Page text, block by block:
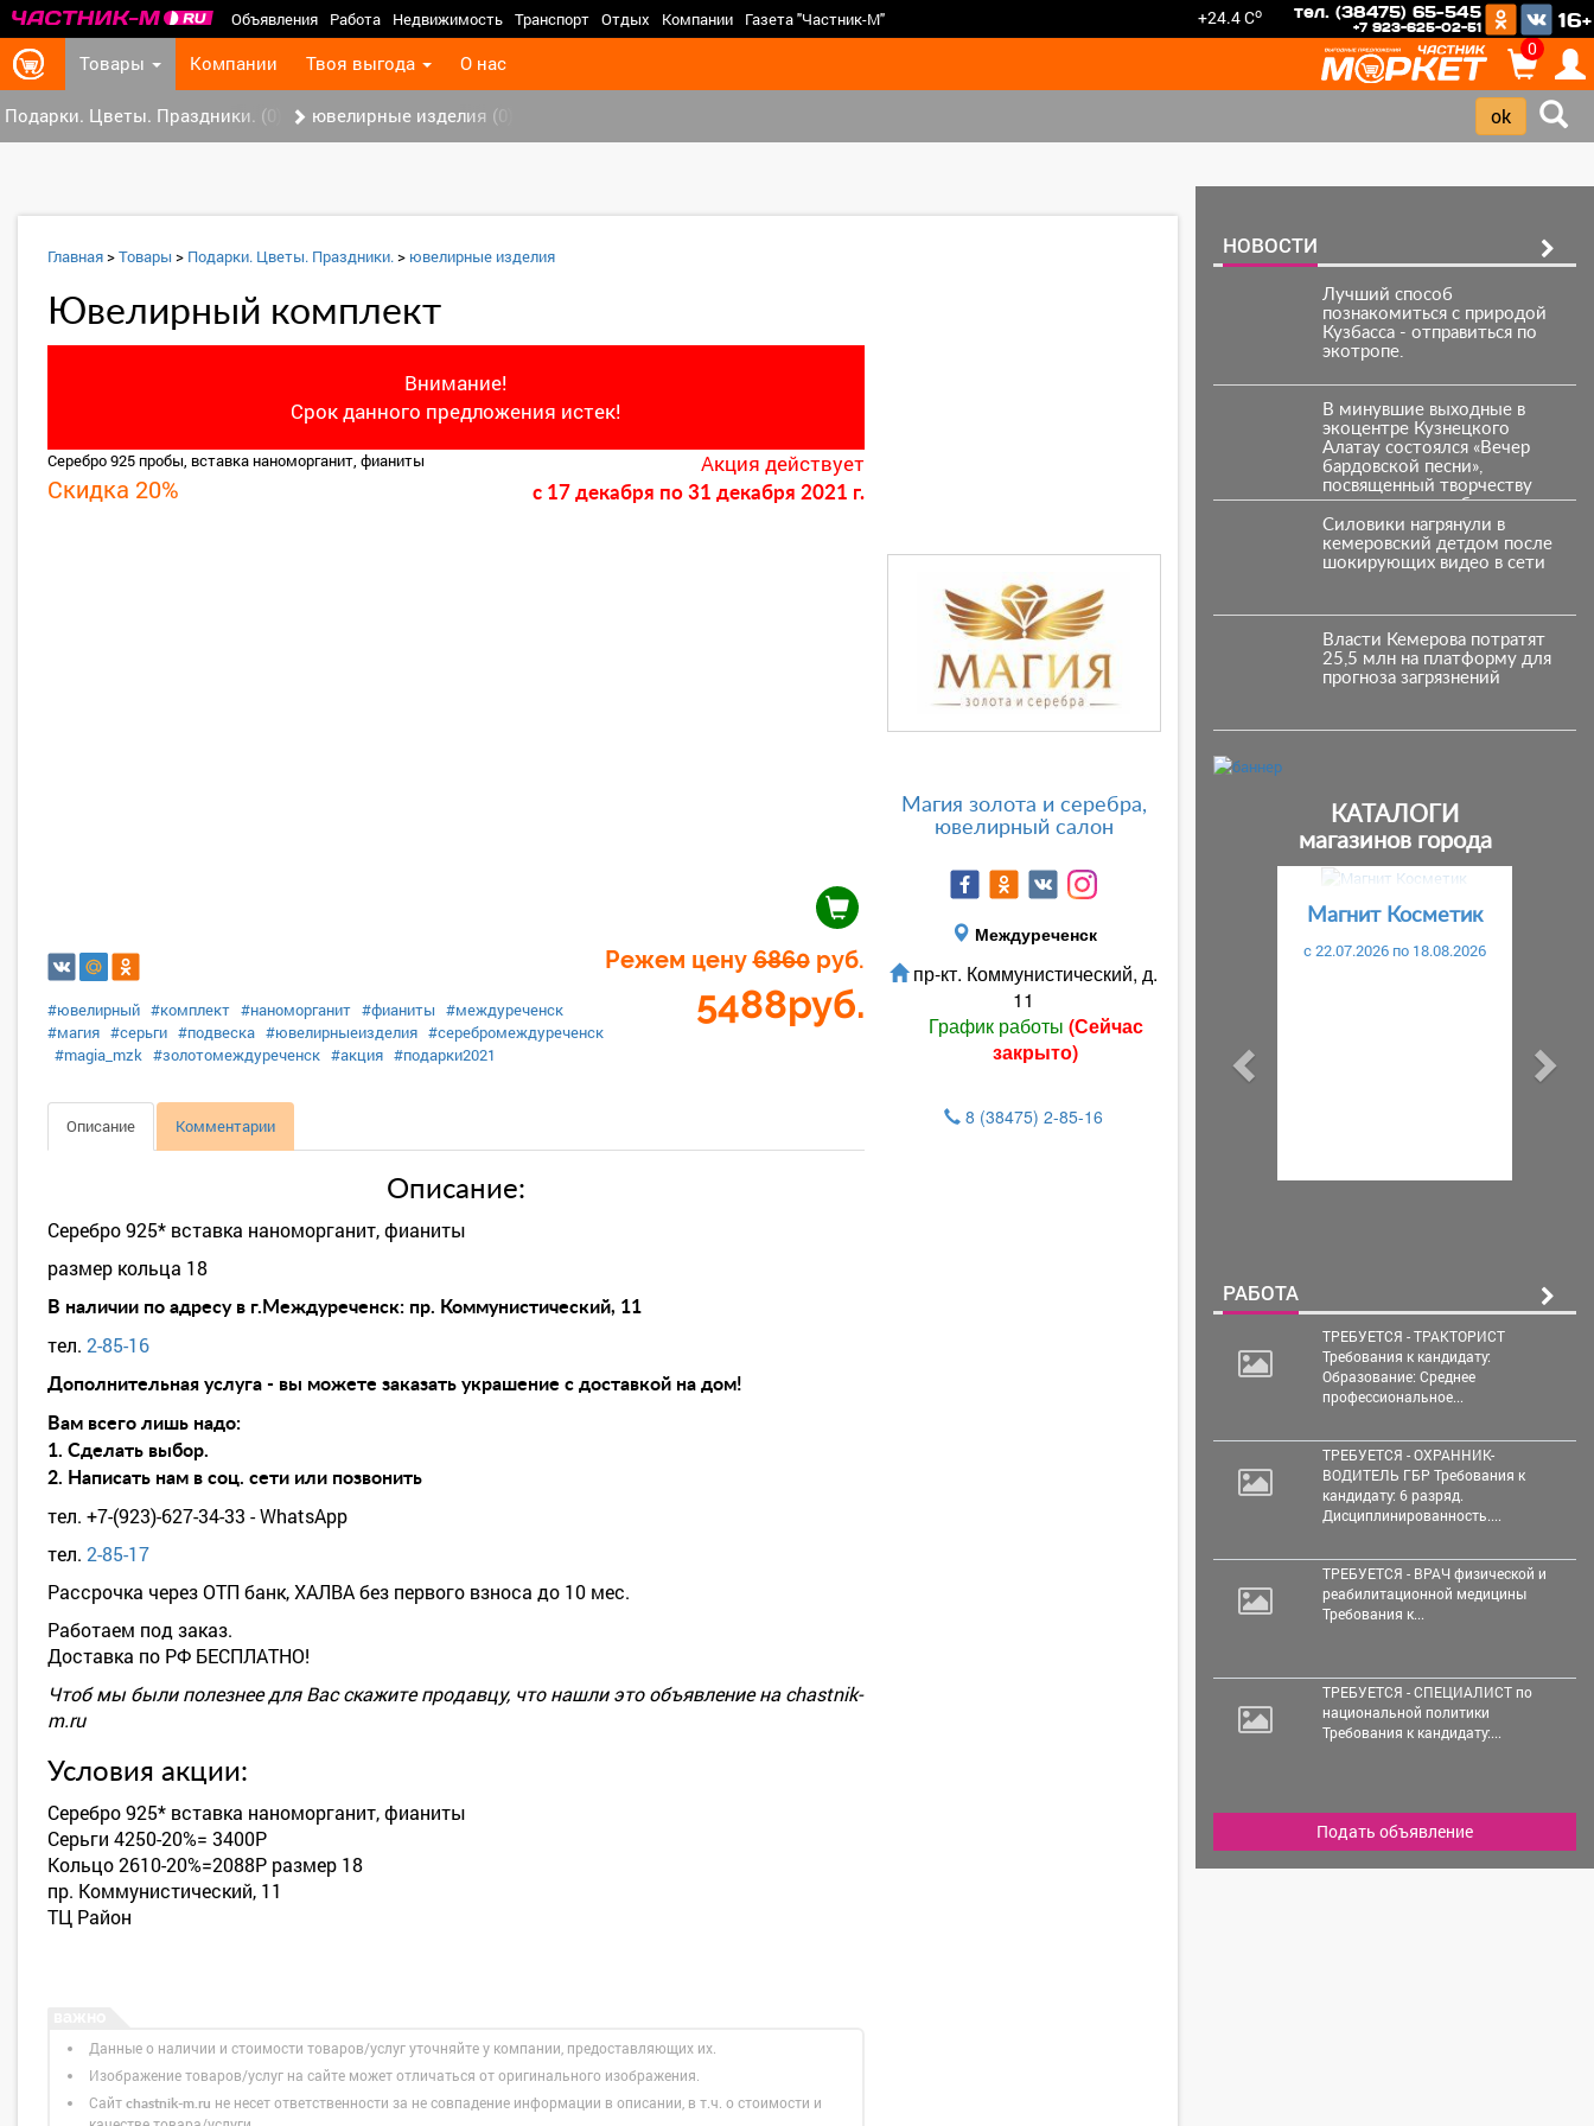
Объявления Работа Недвижимость Транспорт Отдых Компании Газета "Частник-М" +24.4 Co тел. (38475) 65-545
+7 923-625-02-51 16+
Товары Компании Твоя выгода О нас
0
>
Подарки. Цветы. Праздники. (0) ювелирные изделия (0)
Главная>Товары > Подарки. Цветы. Праздники.> ювелирные изделия
Ювелирный комплект
Внимание!
Срок данного предложения истек!
Серебро 925 пробы, вставка наноморганит, фианиты
Скидка 20%
Акция действует
c 17 декабря по 31 декабря 2021 г.
Режем цену6860руб.
5488руб.
#ювелирный #комплект #наноморганит #фианиты #междуреченск
#магия #серьги #подвеска #ювелирныеизделия #серебромеждуреченск
#magia_mzk #золотомеждуреченск #акция #подарки2021
Описание Комментарии
Описание:
Серебро 925* вставка наноморганит, фианиты
размер кольца 18
В наличии по адресу в г.Междуреченск: пр. Коммунистический, 11
тел. 2-85-16
Дополнительная услуга - вы можете заказать украшение с доставкой на дом!
Вам всего лишь надо:
1. Сделать выбор.
2. Написать нам в соц. сети или позвонить
тел. +7-(923)-627-34-33 - WhatsApp
тел. 2-85-17
Рассрочка через ОТП банк, ХАЛВА без первого взноса до 10 мес.
Работаем под заказ.
Доставка по РФ БЕСПЛАТНО!
Чтоб мы были полезнее для Вас скажите продавцу, что нашли это объявление на chastnik-
m.ru
Условия акции:
Серебро 925* вставка наноморганит, фианиты
Серьги 4250-20%= 3400Р
Кольцо 2610-20%=2088Р размер 18
пр. Коммунистический, 11
ТЦ Район
Данные о наличии и стоимости товаров/услуг уточняйте у компании, предоставляющих их.
Изображение товаров/услуг на сайте может отличаться от оригинального изображения.
Сайт chastnik-m.ru не несет ответственности за не совпадение информации в описании, в т.ч. о стоимости и
Магия золота и серебра,
ювелирный салон
Междуреченск
пр-кт. Коммунистический, д.
11
График работы (Сейчас
закрыто)
8 (38475) 2-85-16
НОВОСТИ
Лучший способ
познакомиться с природой
Кузбасса - отправиться по
экотропе.
В минувшие выходные в
экоцентре Кузнецкого
Алатау состоялся «Вечер
бардовской песни»,
посвященный творчеству
поэта, писателя, барда
Владимира Высоцкого.
Силовики нагрянули в
кемеровский детдом после
шокирующих видео в сети
Власти Кемерова потратят
25,5 млн на платформу для
прогноза загрязнений
КАТАЛОГИ
магазинов города
Магнит Косметик
c 22.07.2026 по 18.08.2026
Предыдущий
РАБОТА
ТРЕБУЕТСЯ - ТРАКТОРИСТ
Требования к кандидату:
Образование: Среднее
профессиональное...
ТРЕБУЕТСЯ - ОХРАННИК-
ВОДИТЕЛЬ ГБР Требования к
кандидату: 6 разряд.
Дисциплинированность....
ТРЕБУЕТСЯ - ВРАЧ физической и
реабилитационной медицины
Требования к...
ТРЕБУЕТСЯ - СПЕЦИАЛИСТ по
национальной политики
Требования к кандидату:...
Подать объявление